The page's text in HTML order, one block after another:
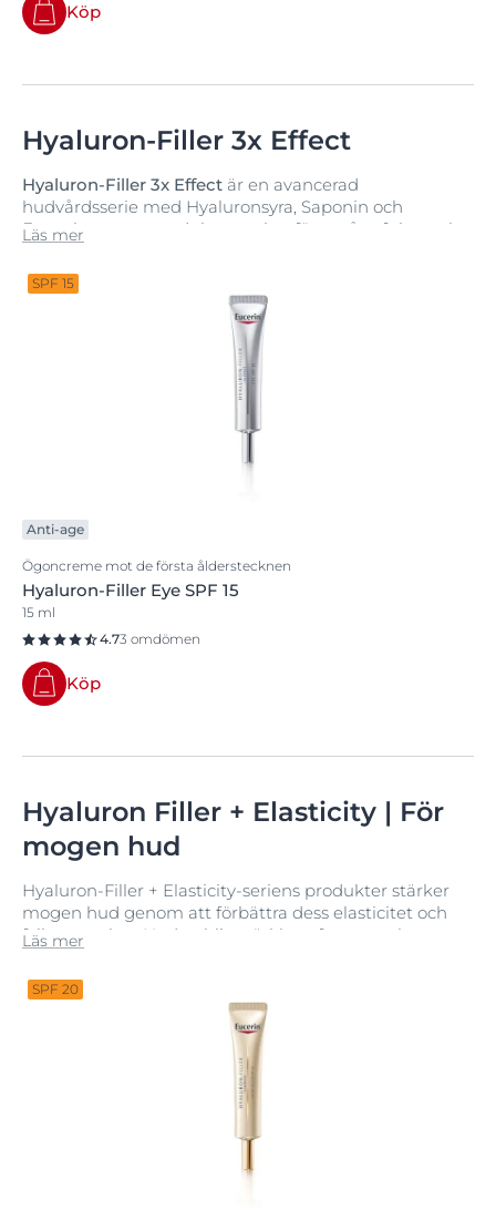
Köp
Hyaluron-Filler 3x Effect
Hyaluron-Filler 3x Effect är en avancerad
hudvårdsserie med Hyaluronsyra, Saponin och
Enoxolone vars produkter verkar för att återfukta och
effektiv återfuktning.
Läs mer
SPF 15
Anti-age
Ögoncreme mot de första ålderstecknen
Hyaluron-Filler Eye SPF 15
15 ml
4.73 omdömen
Köp
Hyaluron Filler + Elasticity | För
mogen hud
Hyaluron-Filler + Elasticity-seriens produkter stärker
mogen hud genom att förbättra dess elasticitet och
fylla ut rynkor. Huden blir märkbart fastare och ser
Läs mer
SPF 20